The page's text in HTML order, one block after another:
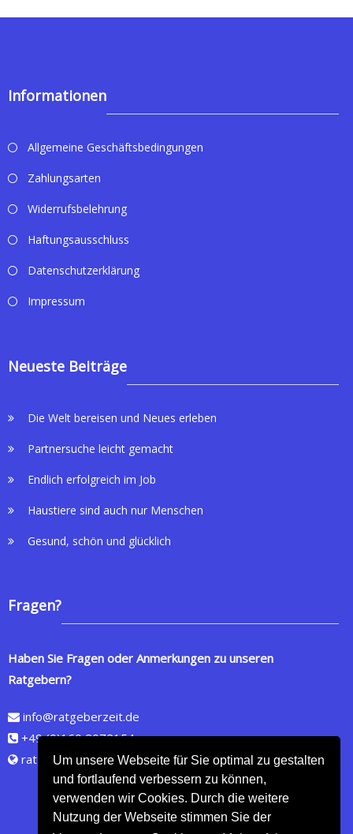
Um unsere Webseite für Sie optimal zu gestalten
und fortlaufend verbessern zu können,
verwenden wir Cookies. Durch die weitere
Nutzung der Webseite stimmen Sie der
Informationen
Allgemeine Geschäftsbedingungen
Zahlungsarten
Widerrufsbelehrung
Haftungsausschluss
Datenschutzerklärung
Impressum
Neueste Beiträge
Die Welt bereisen und Neues erleben
Partnersuche leicht gemacht
Endlich erfolgreich im Job
Haustiere sind auch nur Menschen
Gesund, schön und glücklich
Fragen?
Haben Sie Fragen oder Anmerkungen zu unseren
Ratgebern?
info@ratgeberzeit.de
+49 (0)160 2072154
ratgeberzeit.de